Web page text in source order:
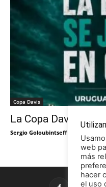
Copa Davis
La Copa Davis
Sergio Goloubintseff
web
más
hacer
el uso